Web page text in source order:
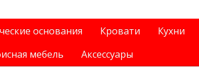
основания Кровати Кухни
мебель Аксессуары